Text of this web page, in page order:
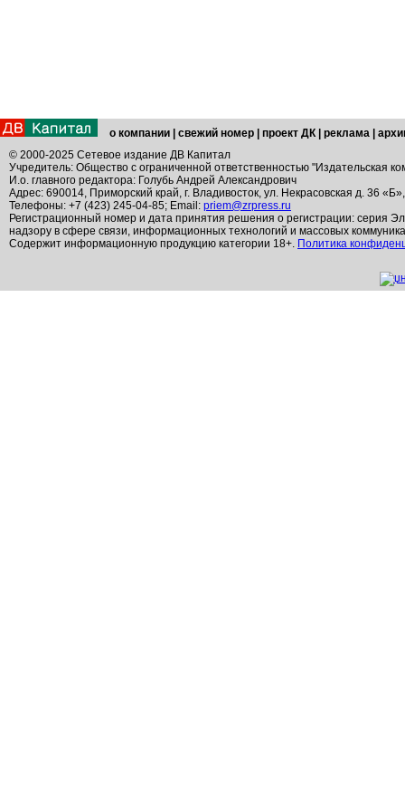
о компании свежий номер проект ДК реклама
© 2000-2025 Сетевое издание ДВ Капитал
Учредитель: Общество с ограниченной ответственностью "Издательская
И.о. главного редактора: Голубь Андрей Александрович
Адрес: 690014, Приморский край, г. Владивосток, ул. Некрасовская д. 36
Телефоны: +7 (423) 245-04-85; Email: priem@zrpress.ru
Регистрационный номер и дата принятия решения о регистрации: серия
надзору в сфере связи, информационных технологий и массовых
Содержит информационную продукцию категории 18+. Политика